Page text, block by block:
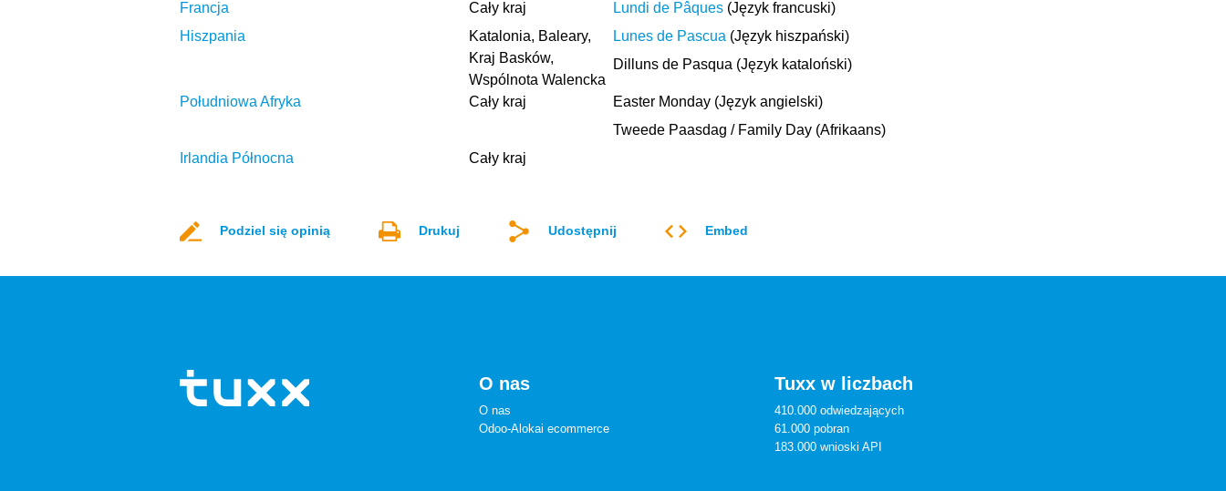
Francja
Cały kraj Lundi de Pâques (Język francuski)
Hiszpania
Katalonia, Baleary,
Kraj Basków,
Wspólnota Walencka
Lunes de Pascua (Język hiszpański)
Dilluns de Pasqua (Język kataloński)
Południowa Afryka Cały kraj
Easter Monday (Język angielski)
Tweede Paasdag / Family Day (Afrikaans)
Irlandia Północna
Cały kraj
Podziel się opinią Drukuj Udostępnij Embed
O nas
O nas
Odoo-Alokai ecommerce
Tuxx w liczbach
410.000 odwiedzających
61.000 pobran
183.000 wnioski API